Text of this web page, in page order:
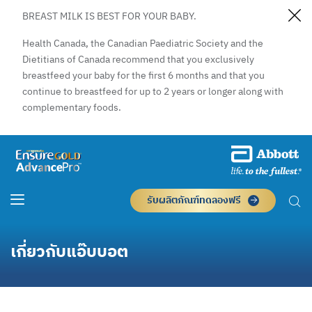
BREAST MILK IS BEST FOR YOUR BABY.
Health Canada, the Canadian Paediatric Society and the
Dietitians of Canada recommend that you exclusively
breastfeed your baby for the first 6 months and that you
continue to breastfeed for up to 2 years or longer along with
complementary foods.
รับผลิตภัณฑ์ทดลองฟรี
เกี่ยวกับแอ๊บบอต